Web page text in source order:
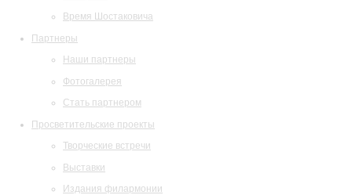
Время Шостаковича
Партнеры
Наши партнеры
Фотогалерея
Стать партнером
Просветительские проекты
Творческие встречи
Выставки
Издания филармонии